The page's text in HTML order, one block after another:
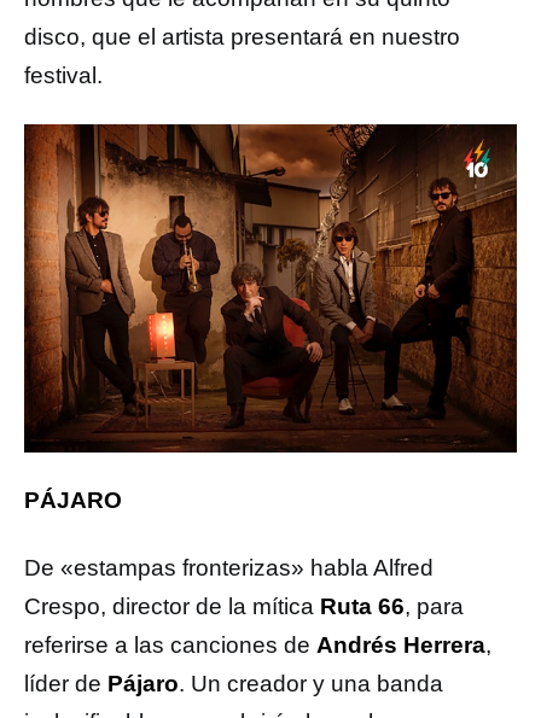
disco, que el artista presentará en nuestro
festival.
PÁJARO
De «estampas fronterizas» habla Alfred
Crespo, director de la mítica Ruta 66, para
referirse a las canciones de Andrés Herrera,
líder de Pájaro. Un creador y una banda